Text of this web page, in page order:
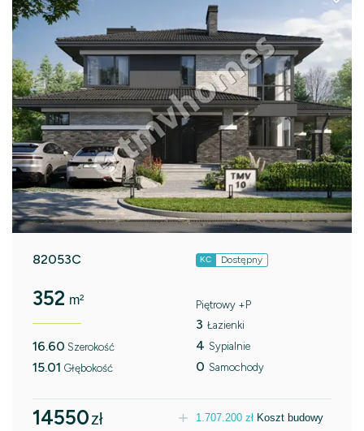
82053C KC Dostępny
352 m²
16.60 Szerokość
15.01 Głębokość
Piętrowy +P
3 Łazienki
4 Sypialnie
0 Samochody
14550zł 1.707.200 zł Koszt budowy